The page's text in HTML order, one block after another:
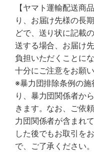
【ヤマト運輸配送商
り、お届け先様の長
どで、送り状に記載
送する場合、お届け
負担いただくことに
十分にご注意をお願い
※暴力団排除条例の
り、暴力団関係者か
きます。なお、ご依
力団関係者が含まれ
した後でもお取引を
で、ご了承ください。